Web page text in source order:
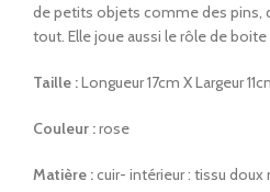
de petits objets comme des pins,
tout. Elle joue aussi le rôle de boite
Taille :Longueur 17cm X Largeur
Couleur :rose
Matière :cuir- intérieur : tissu doux